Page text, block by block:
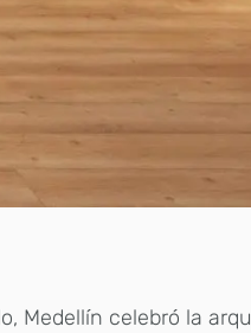
Medellín celebró la